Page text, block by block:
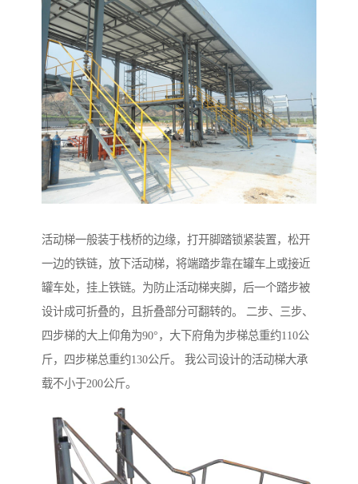
活动梯一般装于栈桥的边缘，打开脚踏锁紧装置，松开
一边的铁链，放下活动梯，将端踏步靠在罐车上或接近
罐车处，挂上铁链。为防止活动梯夹脚，后一个踏步被
设计成可折叠的，且折叠部分可翻转的。 二步、三步、
四步梯的大上仰角为90°，大下府角为步梯总重约110公
斤，四步梯总重约130公斤。 我公司设计的活动梯大承
载不小于200公斤。